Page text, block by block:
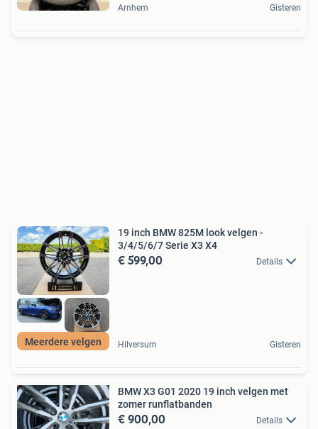
Arnhem Gisteren
Meerdere velgen
19 inch BMW 825M look velgen -
3/4/5/6/7 Serie X3 X4
€ 599,00 Details
Hilversum Gisteren
BMW X3 G01 2020 19 inch velgen met
zomer runflatbanden
€ 900,00 Details